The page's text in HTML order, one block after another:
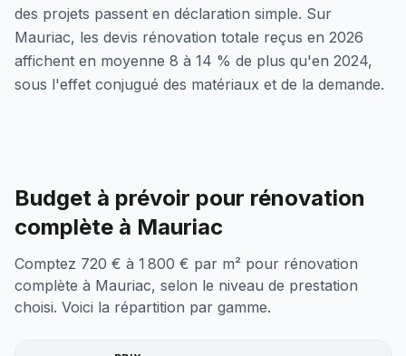
des projets passent en déclaration simple. Sur
Mauriac, les devis rénovation totale reçus en 2026
affichent en moyenne 8 à 14 % de plus qu'en 2024,
sous l'effet conjugué des matériaux et de la demande.
Budget à prévoir pour rénovation
complète à Mauriac
Comptez 720 € à 1 800 € par m² pour rénovation
complète à Mauriac, selon le niveau de prestation
choisi. Voici la répartition par gamme.